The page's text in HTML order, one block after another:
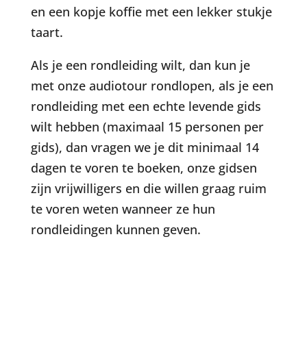
en een kopje koffie met een lekker stukje
taart.
Als je een rondleiding wilt, dan kun je
met onze audiotour rondlopen, als je een
rondleiding met een echte levende gids
wilt hebben (maximaal 15 personen per
gids), dan vragen we je dit minimaal 14
dagen te voren te boeken, onze gidsen
zijn vrijwilligers en die willen graag ruim
te voren weten wanneer ze hun
rondleidingen kunnen geven.